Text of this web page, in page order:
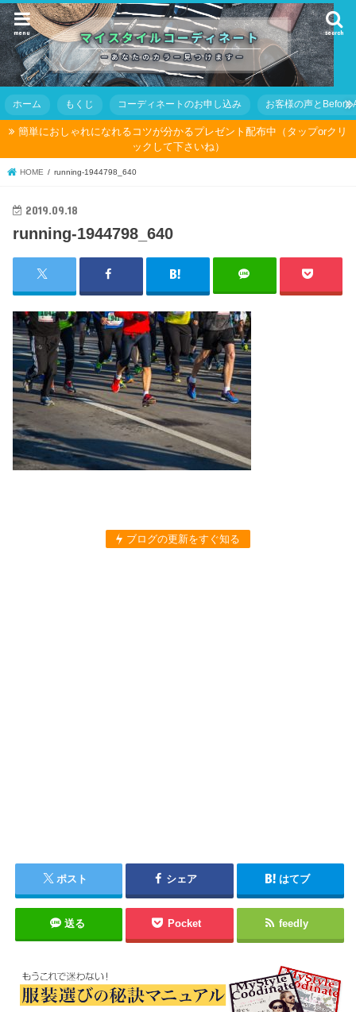
search
menu
ホーム もくじ コーディネートのお申し込み お客様の声とBefore
簡単におしゃれになれるコツが分かるプレゼント配布中（タップorクリ
ックして下さいね）
HOME running-1944798_640
2019.09.18
running-1944798_640
ブログの更新をすぐ知る
ポスト シェア はてブ
送る Pocket feedly